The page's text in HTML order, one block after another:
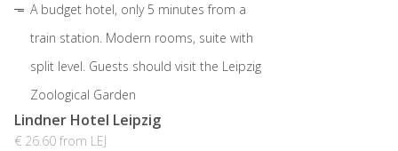
A budget hotel, only 5 minutes from a
train station. Modern rooms, suite with
split level. Guests should visit the Leipzig
Zoological Garden
Lindner Hotel Leipzig
€ 26.60 from LEJ